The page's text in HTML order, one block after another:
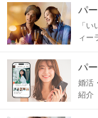
パ
「
ィー
パ
婚活
紹介